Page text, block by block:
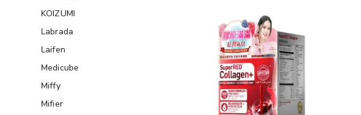
KOIZUMI
Labrada
Laifen
Medicube
Miffy
Mifier